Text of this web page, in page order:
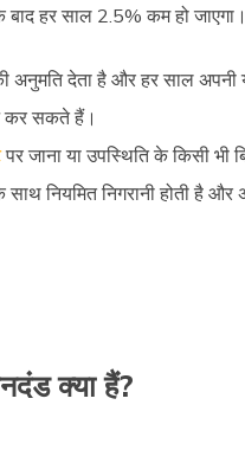
हर साल 2.5% कम हो
अनुमति देता है और हर साल अपनी
कर सकते हैं।
पर जाना या उपस्थिति के किसी भी
नियमित निगरानी होती है और
क्या हैं?